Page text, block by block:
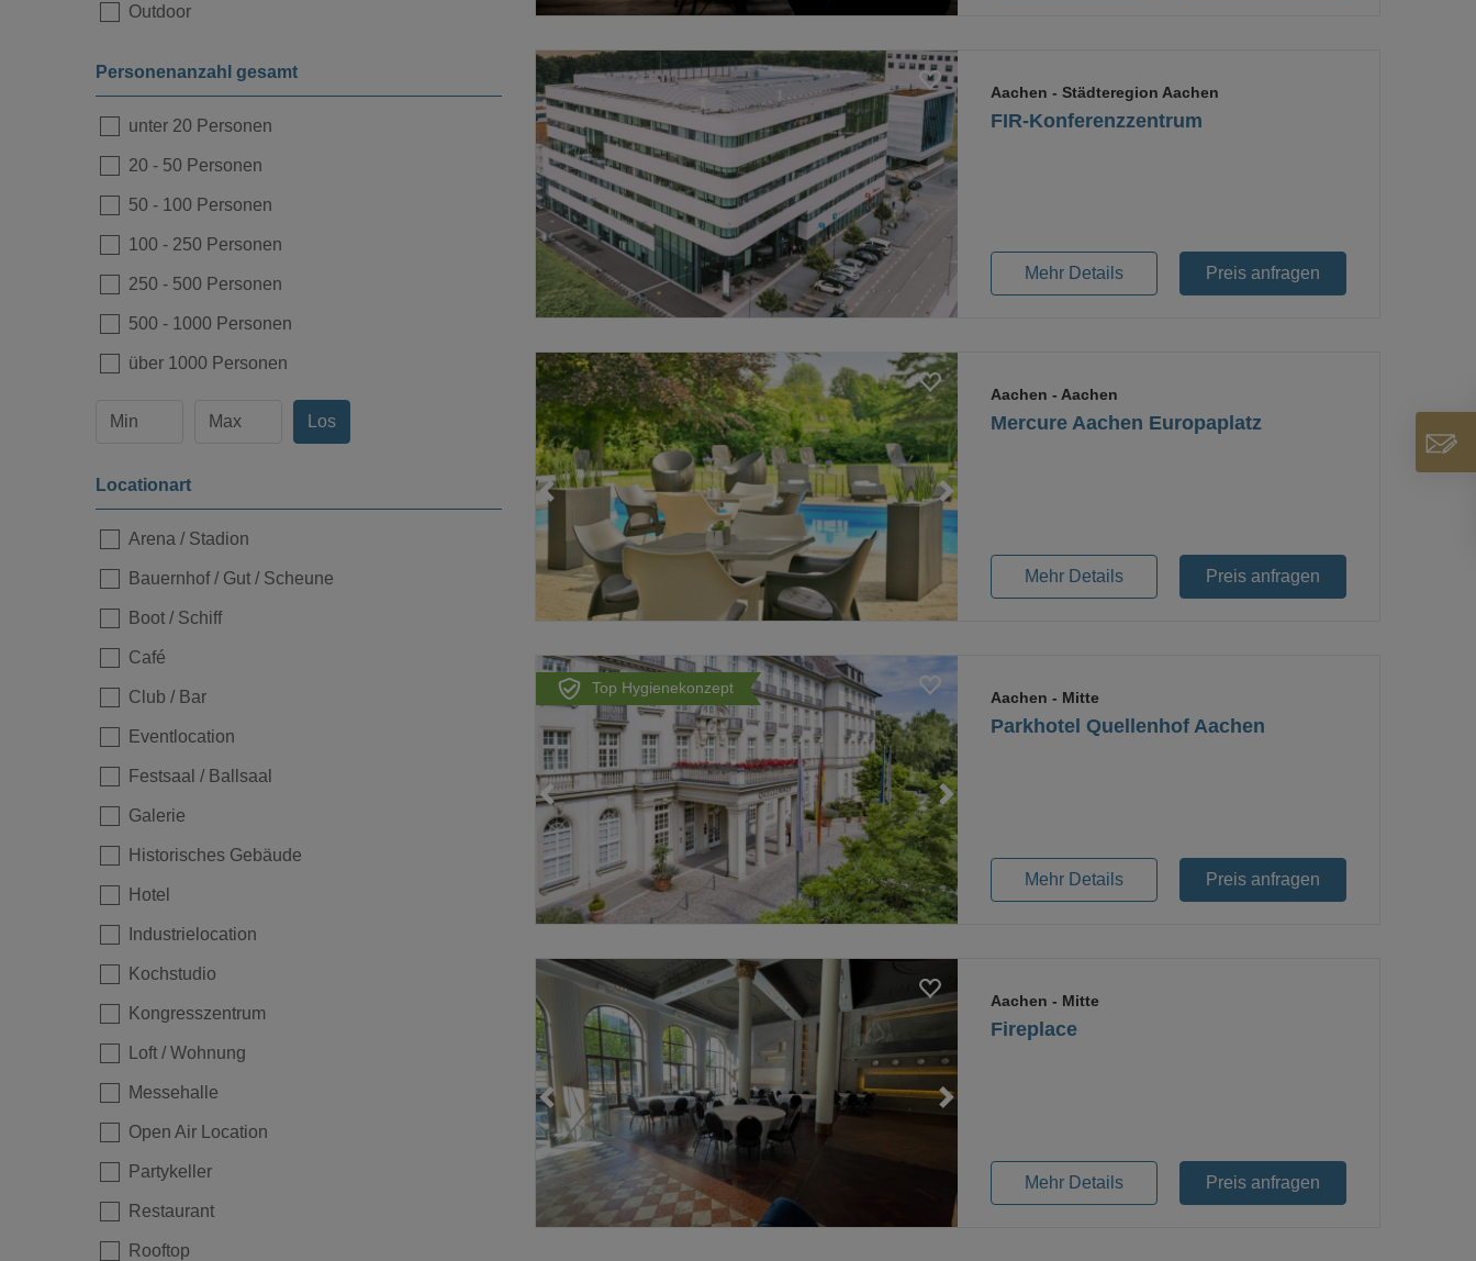
Outdoor
Personenanzahl gesamt
unter 20 Personen
20 - 50 Personen
50 - 100 Personen
100 - 250 Personen
250 - 500 Personen
500 - 1000 Personen
über 1000 Personen
Los
Locationart
Arena / Stadion
Bauernhof / Gut / Scheune
Boot / Schiff
Café
Club / Bar
Eventlocation
Festsaal / Ballsaal
Galerie
Historisches Gebäude
Hotel
Industrielocation
Kochstudio
Kongresszentrum
Loft / Wohnung
Messehalle
Open Air Location
Partykeller
Restaurant
Rooftop
Loading...
FIR-Konferenzzentrum
Aachen - Städteregion Aachen
Mehr Details Preis anfragen
Loading...
Mercure Aachen Europaplatz
Aachen - Aachen
Mehr Details Preis anfragen
Top Hygienekonzept
Loading...
Parkhotel Quellenhof Aachen
Aachen - Mitte
Mehr Details Preis anfragen
Loading...
Fireplace
Aachen - Mitte
Mehr Details Preis anfragen